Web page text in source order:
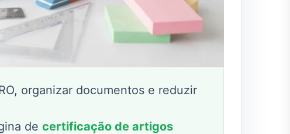
organizar documentos e reduzir
de certificação de artigos